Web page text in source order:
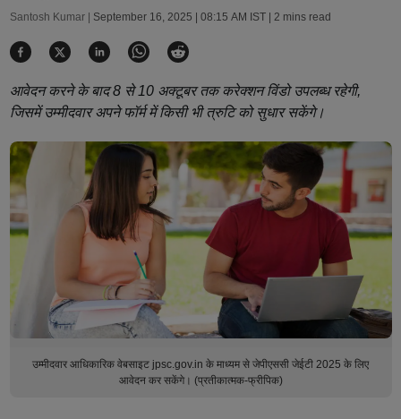
Santosh Kumar | September 16, 2025 | 08:15 AM IST| 2 mins read
आवेदन करने के बाद 8 से 10 अक्टूबर तक करेक्शन विंडो उपलब्ध रहेगी,
जिसमें उम्मीदवार अपने फॉर्म में किसी भी त्रुटि को सुधार सकेंगे।
उम्मीदवार आधिकारिक वेबसाइट jpsc.gov.in के माध्यम से जेपीएससी जेईटी 2025 के लिए
आवेदन कर सकेंगे। (प्रतीकात्मक-फ्रीपिक)